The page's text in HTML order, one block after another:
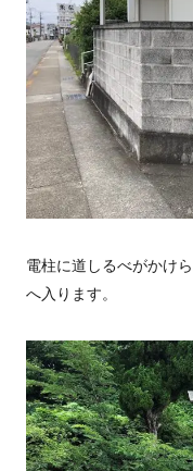
電柱に道しるべがかけ
へ入ります。